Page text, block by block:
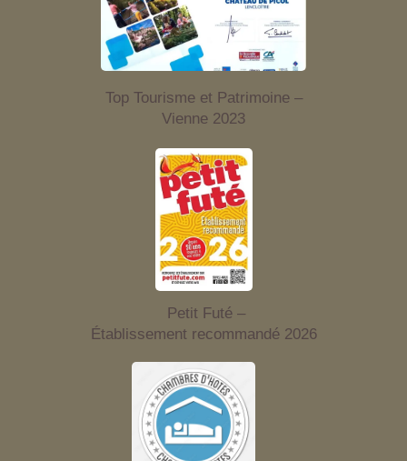
Top Tourisme et Patrimoine –
Vienne 2023
Petit Futé –
Établissement recommandé 2026